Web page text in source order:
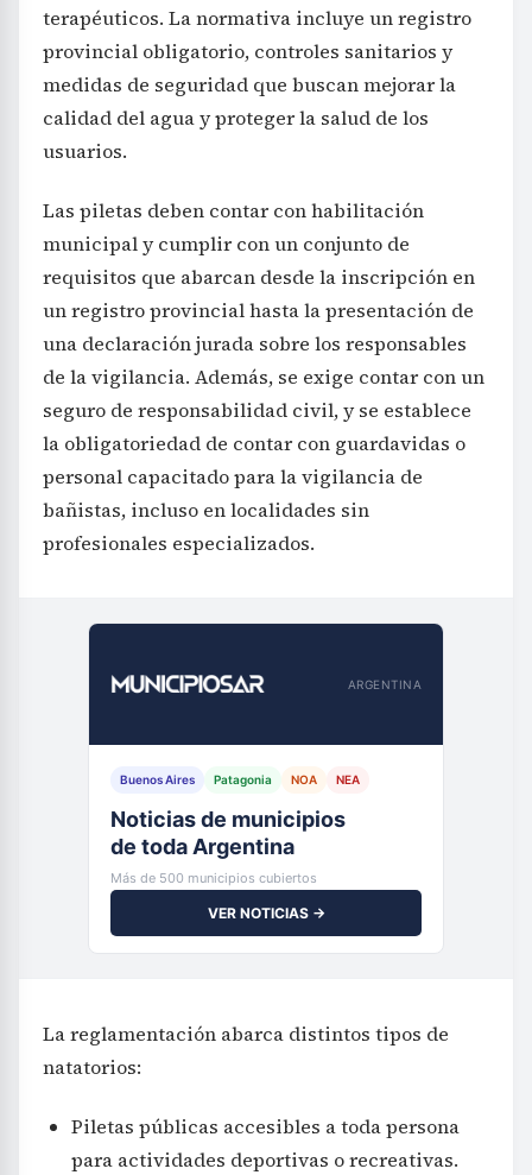
terapéuticos. La normativa incluye un registro
provincial obligatorio, controles sanitarios y
medidas de seguridad que buscan mejorar la
calidad del agua y proteger la salud de los
usuarios.
Las piletas deben contar con habilitación
municipal y cumplir con un conjunto de
requisitos que abarcan desde la inscripción en
un registro provincial hasta la presentación de
una declaración jurada sobre los responsables
de la vigilancia. Además, se exige contar con un
seguro de responsabilidad civil, y se establece
la obligatoriedad de contar con guardavidas o
personal capacitado para la vigilancia de
bañistas, incluso en localidades sin
profesionales especializados.
ARGENTINA
Buenos Aires Patagonia NOA NEA
Noticias de municipios
de toda Argentina
Más de 500 municipios cubiertos
VER NOTICIAS →
La reglamentación abarca distintos tipos de
natatorios:
Piletas públicas accesibles a toda persona
para actividades deportivas o recreativas.